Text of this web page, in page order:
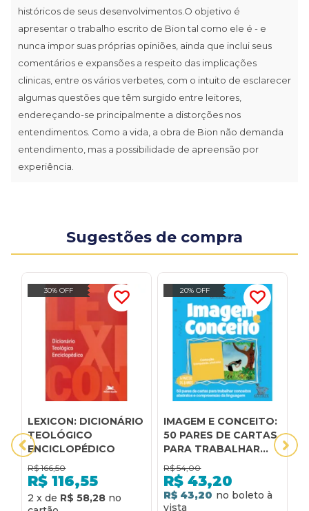
históricos de seus desenvolvimentos.O objetivo é
apresentar o trabalho escrito de Bion tal como ele é - e
nunca impor suas próprias opiniões, ainda que inclui seus
comentários e expansões a respeito das implicações
clinicas, entre os vários verbetes, com o intuito de esclarecer
algumas questões que têm surgido entre leitores,
endereçando-se principalmente a distorções nos
entendimentos. Como a vida, a obra de Bion não demanda
entendimento, mas a possibilidade de apreensão por
experiência.
Sugestões de compra
30% OFF
LEXICON: DICIONÁRIO
TEOLÓGICO
ENCICLOPÉDICO
R$ 166,50
R$ 116,55
2 x de R$ 58,28
20% OFF
IMAGEM E CONCEITO:
50 PARES DE CARTAS
PARA TRABALHAR
CONCEITOS
ABSTRATOS E
COMPREENSÃO DA
LINGUAGEM
R$ 54,00
R$ 43,20
R$ 43,20